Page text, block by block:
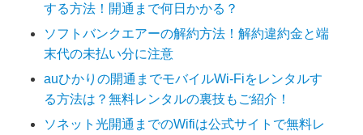
する方法！開通まで何日かかる？
ソフトバンクエアーの解約方法！解約違約金と端
末代の未払い分に注意
auひかりの開通までモバイルWi-Fiをレンタルす
る方法は？無料レンタルの裏技もご紹介！
ソネット光開通までのWifiは公式サイトで無料レ